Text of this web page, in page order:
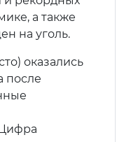
а также
на уголь.
оказались
после